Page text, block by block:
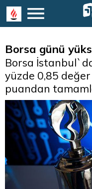
Borsa günü
Borsa
yüzde 0,85
puandan